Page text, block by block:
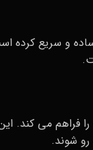
و سریع کرده
فراهم می‌ کند.
شوند.